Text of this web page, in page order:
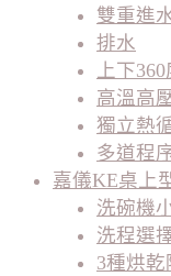
雙重進
排水
上下
高溫高
獨立熱
多道程
嘉儀KE桌上
洗碗機
洗程選
3種烘